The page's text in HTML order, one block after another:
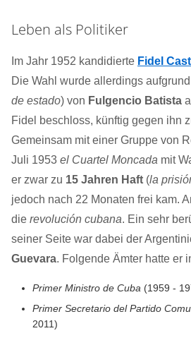
Leben als Politiker
Im Jahr 1952 kandidierte Fidel
Die Wahl wurde allerdings
de estado) von Fulgencio Batista
Fidel beschloss, künftig gegen ihn
Gemeinsam mit einer Gruppe von
Juli 1953 el Cuartel Moncada mit
er zwar zu 15 Jahren Haft (la
jedoch nach 22 Monaten frei kam.
die revolución cubana. Ein sehr
seiner Seite war dabei der
Guevara. Folgende Ämter hatte er
Primer Ministro de Cuba (1959 -
Primer Secretario del Partido
2011)